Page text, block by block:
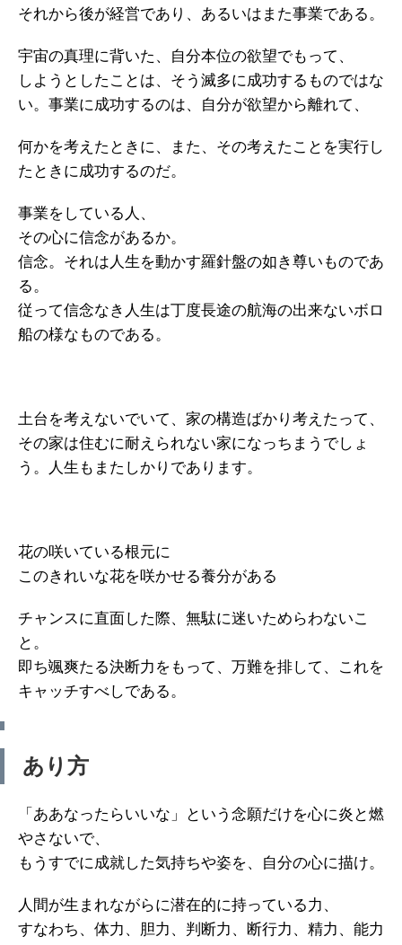
それから後が経営であり、あるいはまた事業である。
宇宙の真理に背いた、自分本位の欲望でもって、
しようとしたことは、そう滅多に成功するものではな
い。事業に成功するのは、自分が欲望から離れて、
何かを考えたときに、また、その考えたことを実行し
たときに成功するのだ。
事業をしている人、
その心に信念があるか。
信念。それは人生を動かす羅針盤の如き尊いものであ
る。
従って信念なき人生は丁度長途の航海の出来ないボロ
船の様なものである。
土台を考えないでいて、家の構造ばかり考えたって、
その家は住むに耐えられない家になっちまうでしょ
う。人生もまたしかりであります。
花の咲いている根元に
このきれいな花を咲かせる養分がある
チャンスに直面した際、無駄に迷いためらわないこ
と。
即ち颯爽たる決断力をもって、万難を排して、これを
キャッチすべしである。
あり方
「ああなったらいいな」という念願だけを心に炎と燃
やさないで、
もうすでに成就した気持ちや姿を、自分の心に描け。
人間が生まれながらに潜在的に持っている力、
すなわち、体力、胆力、判断力、断行力、精力、能力